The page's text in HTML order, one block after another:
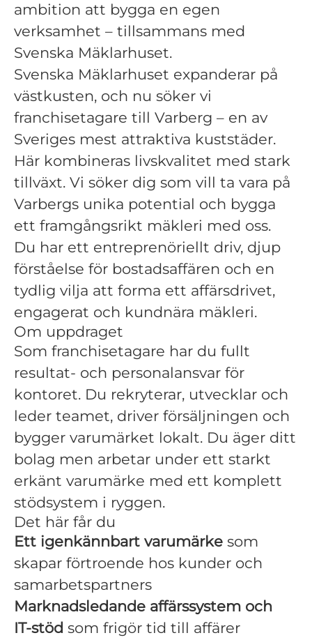
ambition att bygga en egen
verksamhet – tillsammans med
Svenska Mäklarhuset.
Svenska Mäklarhuset expanderar på
västkusten, och nu söker vi
franchisetagare till Varberg – en av
Sveriges mest attraktiva kuststäder.
Här kombineras livskvalitet med stark
tillväxt. Vi söker dig som vill ta vara på
Varbergs unika potential och bygga
ett framgångsrikt mäkleri med oss.
Du har ett entreprenöriellt driv, djup
förståelse för bostadsaffären och en
tydlig vilja att forma ett affärsdrivet,
engagerat och kundnära mäkleri.
Om uppdraget
Som franchisetagare har du fullt
resultat- och personalansvar för
kontoret. Du rekryterar, utvecklar och
leder teamet, driver försäljningen och
bygger varumärket lokalt. Du äger ditt
bolag men arbetar under ett starkt
erkänt varumärke med ett komplett
stödsystem i ryggen.
Det här får du
Ett igenkännbart varumärke som
skapar förtroende hos kunder och
samarbetspartners
Marknadsledande affärssystem och
IT‑stöd som frigör tid till affärer